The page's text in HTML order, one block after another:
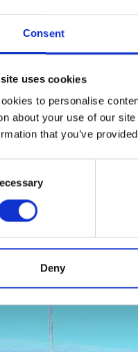
Consent
uses cookies
to personalise
about your use of our
that you’ve
Deny
la fornitura di energia
da 500 megawatt,
sul permafrost, un
e 4 di altezza) è
95 millimetri) pesava da
precisione è composta